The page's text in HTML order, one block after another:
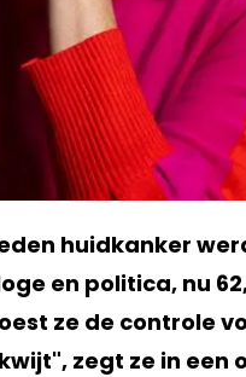
huidkanker
en politica, nu
ze de controle
zegt ze in